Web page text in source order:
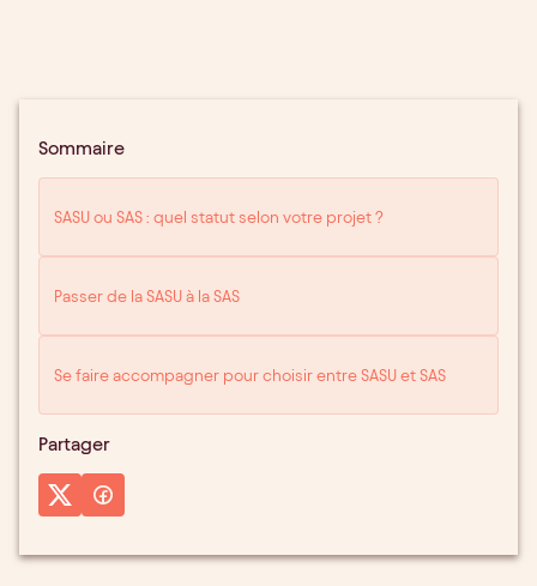
Sommaire
SASU ou SAS : quel statut selon votre projet ?
Passer de la SASU à la SAS
Se faire accompagner pour choisir entre SASU et SAS
Partager